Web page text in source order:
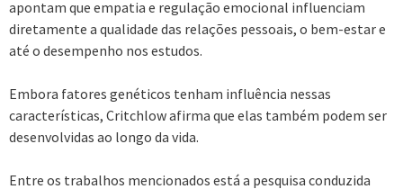
apontam que empatia e regulação emocional influenciam
diretamente a qualidade das relações pessoais, o bem-estar e
até o desempenho nos estudos.
Embora fatores genéticos tenham influência nessas
características, Critchlow afirma que elas também podem ser
desenvolvidas ao longo da vida.
Entre os trabalhos mencionados está a pesquisa conduzida